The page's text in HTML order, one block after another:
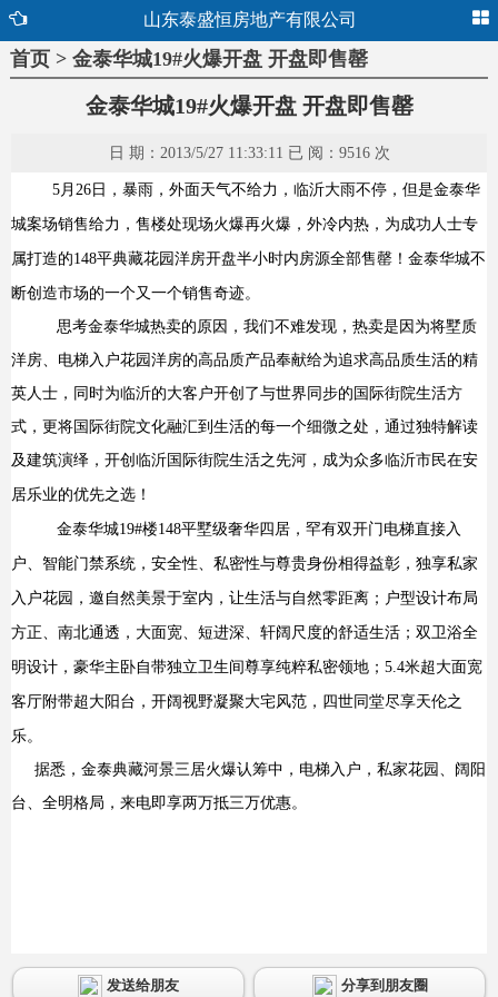
山东泰盛恒房地产有限公司
首页 > 金泰华城19#火爆开盘 开盘即售罄
金泰华城19#火爆开盘 开盘即售罄
日 期：2013/5/27 11:33:11 已 阅：9516 次
5月26 日 ，暴雨，外面天气不给力，临沂大雨不停，但是金泰华
城案场销售给力，售楼处现场火爆再火爆，外冷内热，为成功人士专
属打造的148平典藏花园洋房开盘半小时内房源全部售罄！金泰华城不
断创造市场的一个又一个销售奇迹。
思考金泰华城热卖的原因，我们不难发现，热卖是因为将墅质
洋房、电梯入户花园洋房的高品质产品奉献给为追求高品质生活的精
英人士，同时为临沂的大客户开创了与世界同步的国际街院生活方
式，更将国际街院文化融汇到生活的每一个细微之处，通过独特解读
及建筑演绎，开创临沂国际街院生活之先河，成为众多临沂市民在安
居乐业的优先之选！
金泰华城19#楼148平墅级奢华四居，罕有双开门电梯直接入
户、智能门禁系统，安全性、私密性与尊贵身份相得益彰，独享私家
入户花园，邀自然美景于室内，让生活与自然零距离；户型设计布局
方正、南北通透，大面宽、短进深、轩阔尺度的舒适生活；双卫浴全
明设计，豪华主卧自带独立卫生间尊享纯粹私密领地； 5.4米超大面宽
客厅附带超大阳台，开阔视野凝聚大宅风范，四世同堂尽享天伦之
乐。
据悉，金泰典藏河景三居火爆认筹中，电梯入户，私家花园、阔阳
台、全明格局，来电即享两万抵三万优惠。
发送给朋友 分享到朋友圈